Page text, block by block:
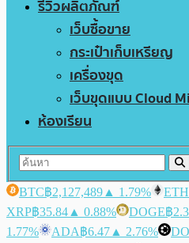
รีวิวผลิตภัณฑ์
เว็บซื้อขาย
กระเป๋าเก็บเหรียญ
เครื่องขุด
เว็บขุดแบบ Cloud
ห้องเรียน
BTC฿2,127,489 ▲ 1.79% ETH
XRP฿35.84 ▲ 0.88% DOGE฿
1.77%
ADA฿6.47 ▲ 2.76%